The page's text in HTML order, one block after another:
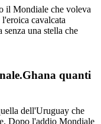
il Mondiale che voleva
cavalcata
una stella che
quanti
dell'Uruguay che
Dopo l'addio Mondiale